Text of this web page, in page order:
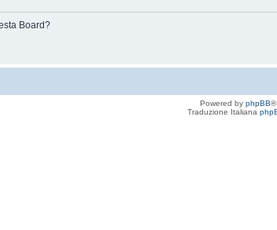
Board?
Powered by phpBB®
Traduzione Italiana